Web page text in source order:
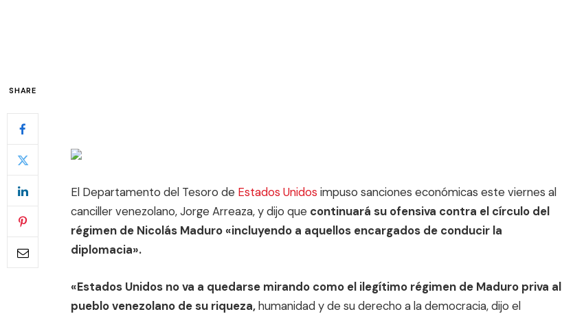
SHARE
El Departamento del Tesoro de Estados Unidos impuso sanciones económicas este viernes al
canciller venezolano, Jorge Arreaza, y dijo que continuará su ofensiva contra el círculo del
régimen de Nicolás Maduro «incluyendo a aquellos encargados de conducir la
diplomacia».
«Estados Unidos no va a quedarse mirando como el ilegítimo régimen de Maduro priva al
pueblo venezolano de su riqueza,humanidad y de su derecho a la democracia, dijo el